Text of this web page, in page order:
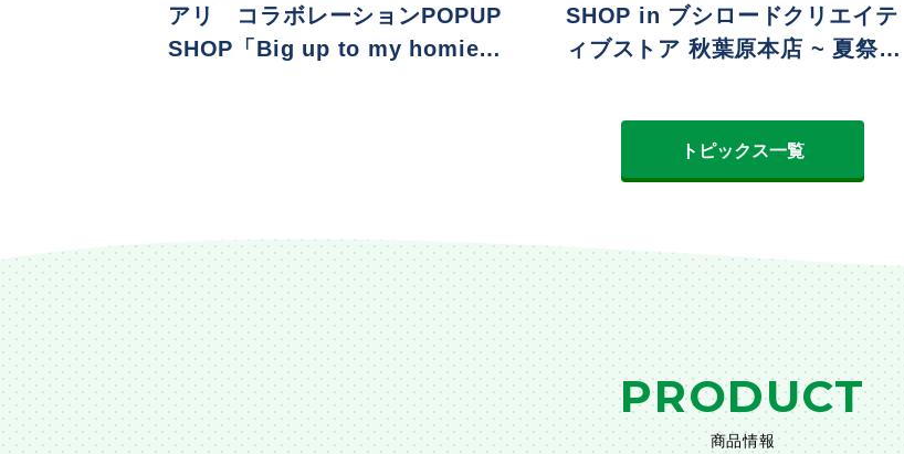
アリ コラボレーションPOPUP
SHOP「Big up to my homie
SHOP in ブシロードクリエイテ
ィブストア 秋葉原本店 ~ 夏祭りv
トピックス一覧
PRODUCT
商品情報